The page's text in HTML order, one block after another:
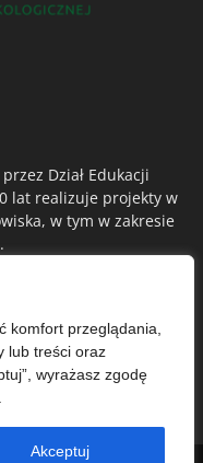
komfort przeglądania,
lub treści oraz
wyrażasz zgodę
Akceptuj
Dział Edukacji
lat realizuje projekty w
w tym w zakresie